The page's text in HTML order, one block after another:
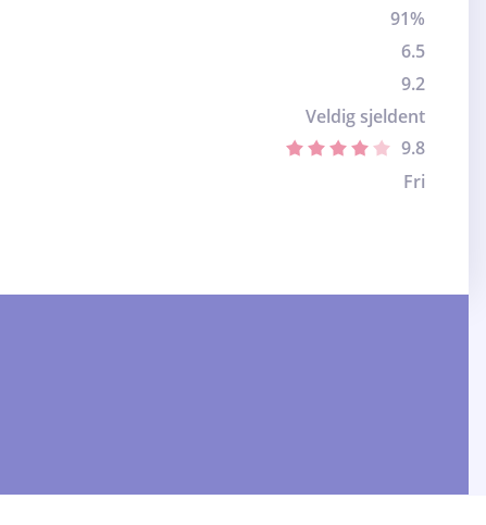
91%
6.5
9.2
Veldig sjeldent
9.8
Fri